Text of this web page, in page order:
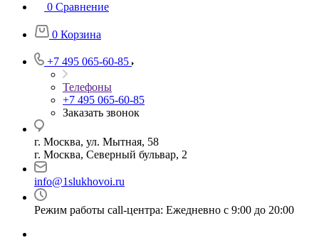
0 Сравнение
0 Корзина
+7 495 065-60-85
Телефоны
+7 495 065-60-85
Заказать звонок
г. Москва, ул. Мытная, 58
г. Москва, Северный бульвар, 2
info@1slukhovoi.ru
Режим работы call-центра: Ежедневно с 9:00 до 20:00